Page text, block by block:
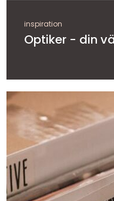
inspiration
Optiker - din